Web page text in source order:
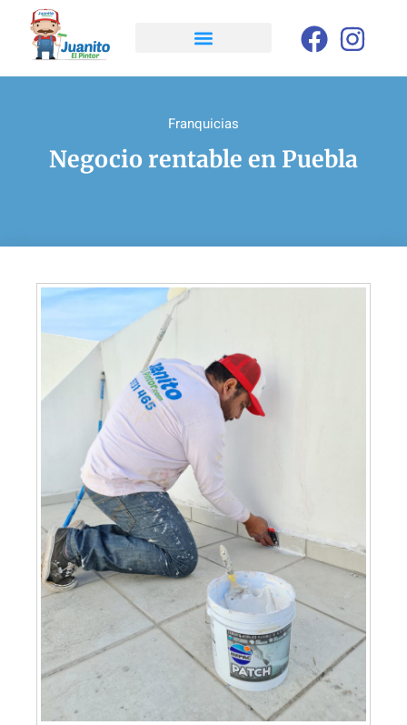
Franquicias
Negocio rentable en Puebla